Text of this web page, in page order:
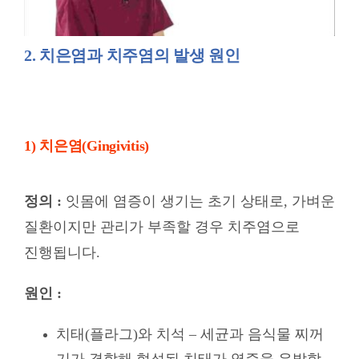
2. 치은염과 치주염의 발생 원인
1) 치은염(Gingivitis)
정의 : 잇몸에 염증이 생기는 초기 상태로, 가벼운
질환이지만 관리가 부족할 경우 치주염으로
진행됩니다.
원인 :
치태(플라그)와 치석 – 세균과 음식물 찌꺼